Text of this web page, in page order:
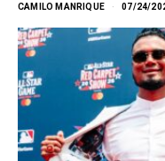
CAMILO MANRIQUE 07/24/